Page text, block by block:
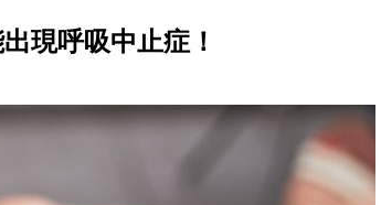
現呼吸中止症！